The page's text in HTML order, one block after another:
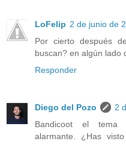
LoFelip 2 de junio de
Por cierto después
buscan? en algún lado
Responder
Diego del Pozo
2
Bandicoot el tema
alarmante. ¿Has